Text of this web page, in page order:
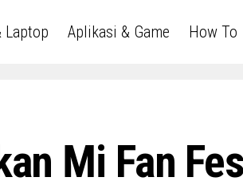
Laptop Aplikasi & Game How To
Mi Fan